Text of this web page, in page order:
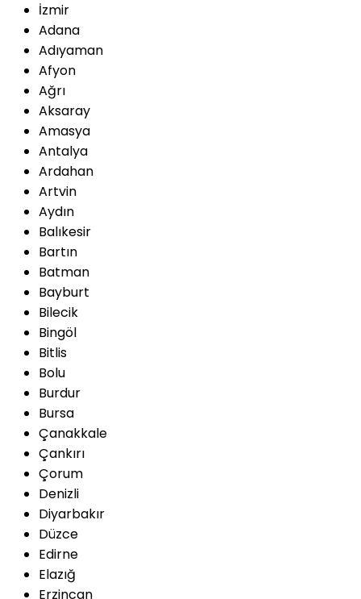
İzmir
Adana
Adıyaman
Afyon
Ağrı
Aksaray
Amasya
Antalya
Ardahan
Artvin
Aydın
Balıkesir
Bartın
Batman
Bayburt
Bilecik
Bingöl
Bitlis
Bolu
Burdur
Bursa
Çanakkale
Çankırı
Çorum
Denizli
Diyarbakır
Düzce
Edirne
Elazığ
Erzincan